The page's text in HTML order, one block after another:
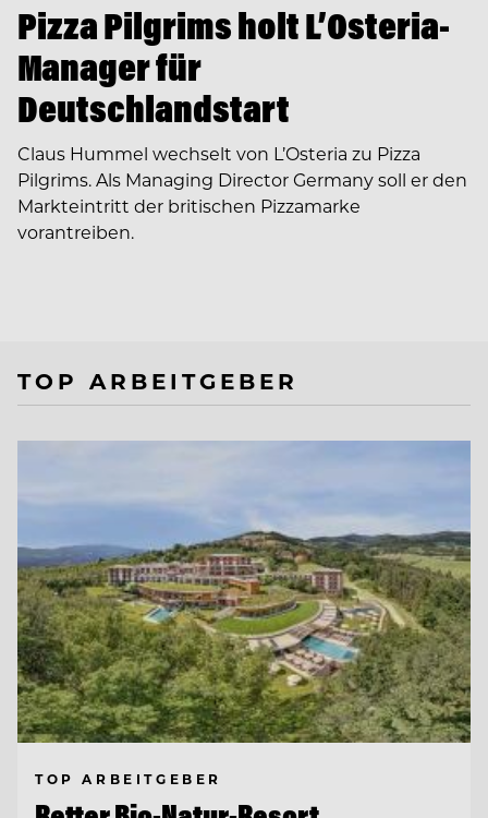
Pizza Pilgrims holt L’Osteria-
Manager für
Deutschlandstart
Claus Hummel wechselt von L’Osteria zu Pizza
Pilgrims. Als Managing Director Germany soll er den
Markteintritt der britischen Pizzamarke
vorantreiben.
TOP ARBEITGEBER
TOP ARBEITGEBER